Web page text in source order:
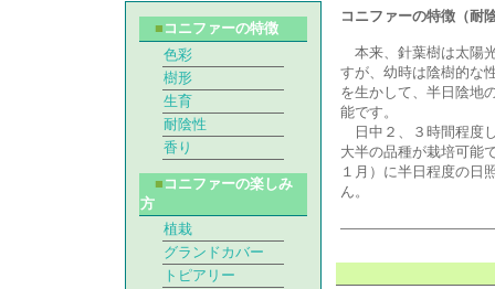
コニファーの特徴（耐
本来、針葉樹は太陽
すが、幼時は陰樹的な
を生かして、半日陰地
能です。
日中２、３時間程度
大半の品種が栽培可能
１月）に半日程度の日
ん。
■ コニファーの特徴
色彩
樹形
生育
耐陰性
香り
■ コニファーの楽しみ
方
植栽
グランドカバー
トピアリー